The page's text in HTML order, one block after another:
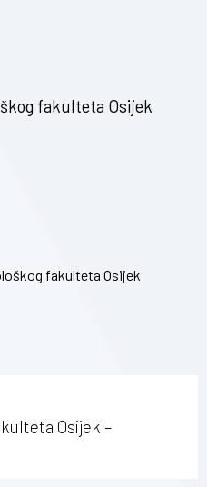
fakulteta Osijek
fakulteta Osijek
Osijek –